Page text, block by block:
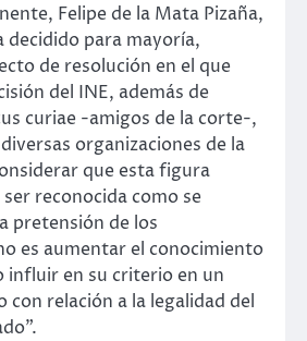
Felipe de la Mata Pizaña,
decidido para mayoría,
de resolución en el que
del INE, además de
curiae -amigos de la corte-,
organizaciones de la
que esta figura
reconocida como se
pretensión de los
es aumentar el conocimiento
influir en su criterio en un
con relación a la legalidad del